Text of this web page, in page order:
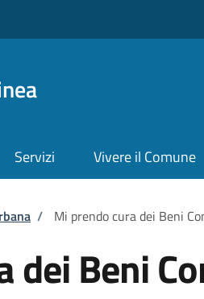
Servizi Vivere il Comune
/ Mi prendo cura dei Beni
dei Beni